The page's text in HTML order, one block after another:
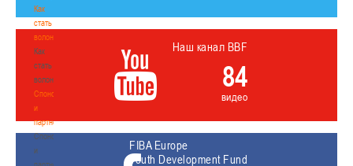
Как
стать
волонтером
Как
стать
волонтером
Спонсоры
и
партнеры
Спонсоры
и
партнеры
Наш канал BBF
84
видео
FIBA Europe
Youth Development Fund